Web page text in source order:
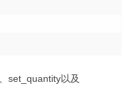
set_quantity以及